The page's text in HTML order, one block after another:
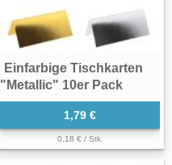
Einfarbige Tischkarten
"Metallic" 10er Pack
1,79 €
0,18 € / Stk.